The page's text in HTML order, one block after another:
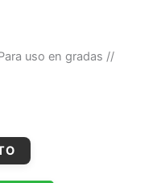
uso en gradas //